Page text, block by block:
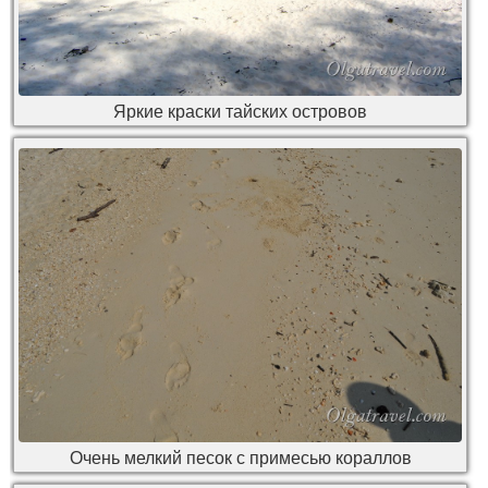
Яркие краски тайских островов
Очень мелкий песок с примесью кораллов